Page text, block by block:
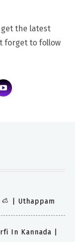
the latest
forget to follow
Uthappam
Kannada |